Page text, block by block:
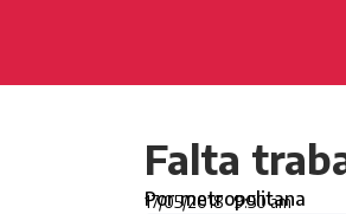
Falta
Pormetropolitana
17/05/2018 9:50 am